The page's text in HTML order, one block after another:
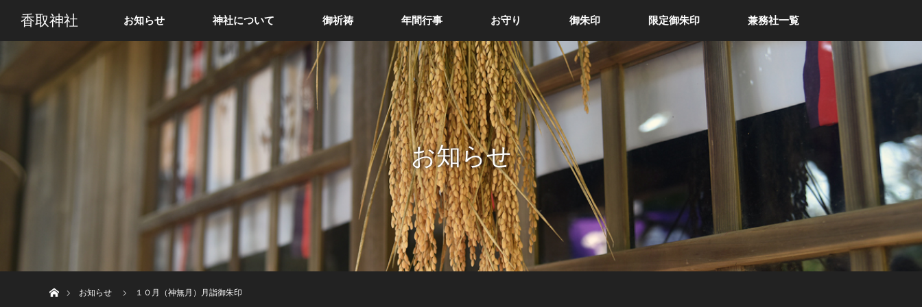
香取神社 お知らせ 神社について 御祈祷 年間行事 お守り 御朱印 限定御朱印 兼務社一覧
お知らせ
お知らせ
１０月（神無月）月詣御朱印